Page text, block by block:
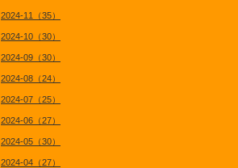
2024-11（35）
2024-10（30）
2024-09（30）
2024-08（24）
2024-07（25）
2024-06（27）
2024-05（30）
2024-04（27）